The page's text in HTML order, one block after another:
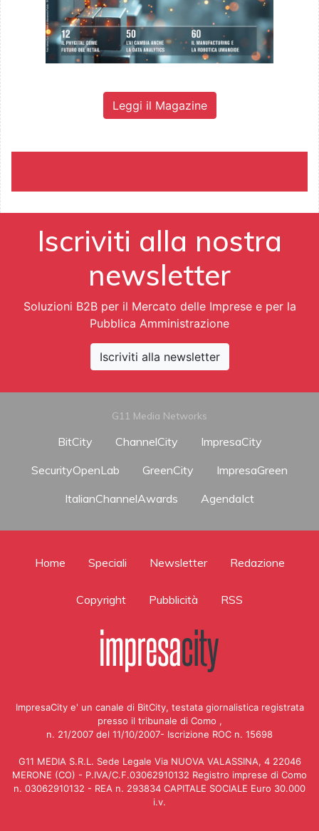
Leggi il Magazine
Iscriviti alla nostra
newsletter
Soluzioni B2B per il Mercato delle Imprese e per la
Pubblica Amministrazione
Iscriviti alla newsletter
G11 Media Networks
BitCity ChannelCity
ImpresaCity
SecurityOpenLab
GreenCity
ImpresaGreen
ItalianChannelAwards
AgendaIct
Home Speciali Newsletter Redazione
Copyright Pubblicità RSS
ImpresaCity e' un canale di BitCity, testata giornalistica registrata
presso il tribunale di Como ,
n. 21/2007 del 11/10/2007- Iscrizione ROC n. 15698
G11 MEDIA S.R.L. Sede Legale Via NUOVA VALASSINA, 4 22046
MERONE (CO) - P.IVA/C.F.03062910132 Registro imprese di Como
n. 03062910132 - REA n. 293834 CAPITALE SOCIALE Euro 30.000
i.v.